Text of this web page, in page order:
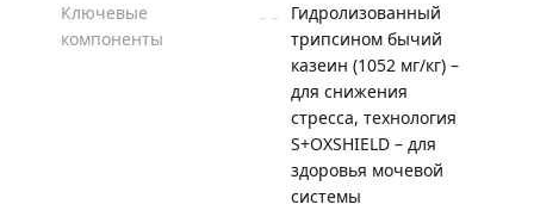
Ключевые
компоненты
Гидролизованный
трипсином бычий
казеин (1052 мг/кг) –
для снижения
стресса, технология
S+OXSHIELD – для
здоровья мочевой
системы